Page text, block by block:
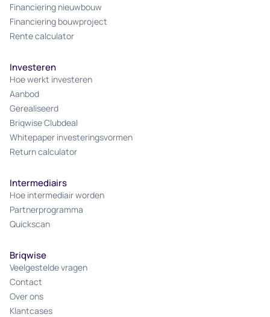
Financiering nieuwbouw
Financiering bouwproject
Rente calculator
Investeren
Hoe werkt investeren
Aanbod
Gerealiseerd
Briqwise Clubdeal
Whitepaper investeringsvormen
Return calculator
Intermediairs
Hoe intermediair worden
Partnerprogramma
Quickscan
Briqwise
Veelgestelde vragen
Contact
Over ons
Klantcases